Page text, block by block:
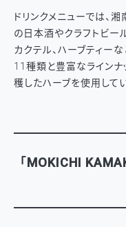
ドリンクメニューでは、
の日本酒やクラフトビー
カクテル、ハーブティー
11種類と豊富なラインナ
穫したハーブを使用してい
「MOKICHI